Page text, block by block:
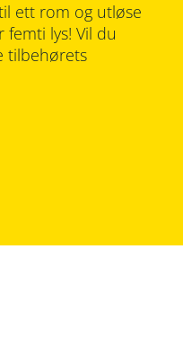
ett rom og utløse
lys! Vil du
tilbehørets